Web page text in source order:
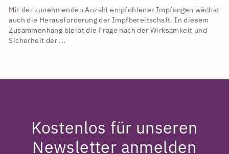
Mit der zunehmenden Anzahl empfohlener Impfungen wächst
auch die Herausforderung der Impfbereitschaft. In diesem
Zusammenhang bleibt die Frage nach der Wirksamkeit und
Sicherheit der ...
Kostenlos für unseren
Newsletter anmelden